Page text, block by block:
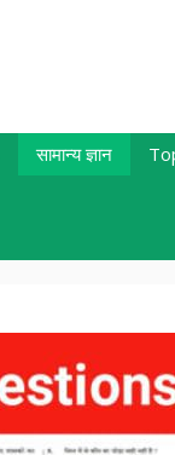
सामान्य ज्ञान